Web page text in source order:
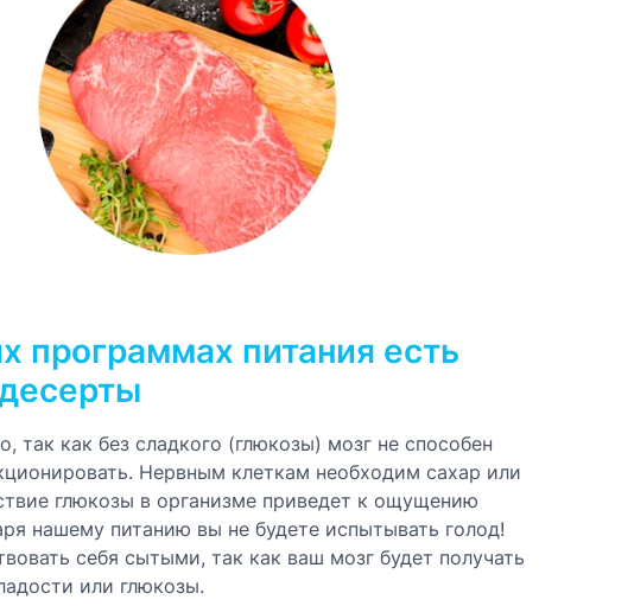
программах питания есть
так как без сладкого (глюкозы) мозг не способен
Нервным клеткам необходим сахар или
глюкозы в организме приведет к ощущению
нашему питанию вы не будете испытывать голод!
себя сытыми, так как ваш мозг будет получать
или глюкозы.